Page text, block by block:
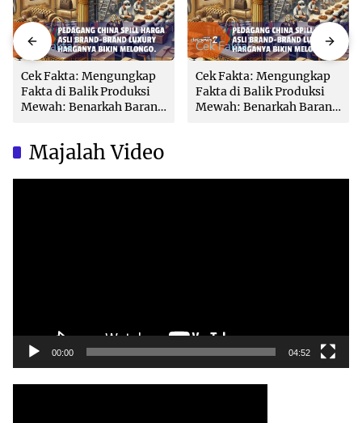
Cek Fakta
Cek Fakta: Mengungkap
Fakta di Balik Produksi
Mewah: Benarkah Barang
Cek Fakta
Cek Fakta: Mengungkap
Fakta di Balik Produksi
Mewah: Benarkah Barang
Majalah Video
00:00 04:52